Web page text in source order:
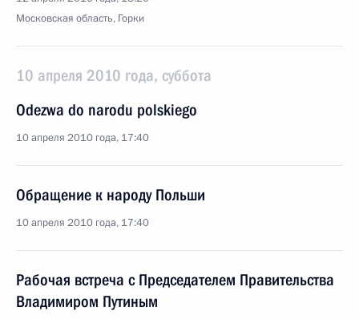
Московская область, Горки
10 апреля 2010 года, суббота
Odezwa do narodu polskiego
10 апреля 2010 года, 17:40
Обращение к народу Польши
10 апреля 2010 года, 17:40
Рабочая встреча с Председателем Правительства
Владимиром Путиным